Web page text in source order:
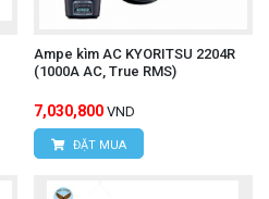
Ampe kìm AC KYORITSU 2204R
(1000A AC, True RMS)
7,030,800 VND
ĐẶT MUA